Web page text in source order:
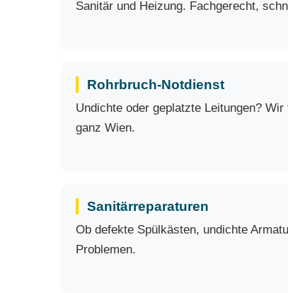
Sanitär und Heizung. Fachgerecht,
Rohrbruch-Notdienst
Undichte oder geplatzte Leitungen?
ganz Wien.
Sanitärreparaturen
Ob defekte Spülkästen, undichte
Problemen.